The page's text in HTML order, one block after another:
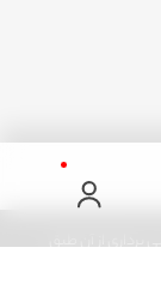
برداری از آن طبق